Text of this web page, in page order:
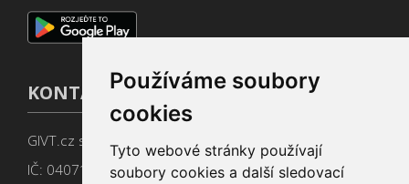
Používáme soubory
cookies
Tyto webové stránky používají
soubory cookies a další sledovací
KONTAKT
GIVT.cz s. r. o., Dolní nám. 16, 779 00 Olomouc
IČ: 04071433